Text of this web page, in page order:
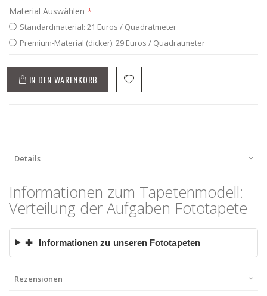
Material Auswählen
Standardmaterial: 21 Euros / Quadratmeter
Premium-Material (dicker): 29 Euros / Quadratmeter
IN DEN WARENKORB
Details
Informationen zum Tapetenmodell:
Verteilung der Aufgaben Fototapete
✚ Informationen zu unseren Fototapeten
Rezensionen